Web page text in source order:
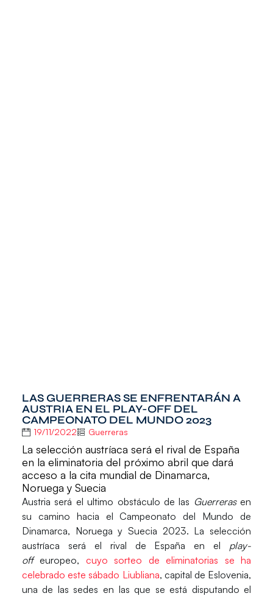
LAS GUERRERAS SE ENFRENTARÁN A
AUSTRIA EN EL PLAY-OFF DEL
CAMPEONATO DEL MUNDO 2023
19/11/2022 Guerreras
La selección austríaca será el rival de España
en la eliminatoria del próximo abril que dará
acceso a la cita mundial de Dinamarca,
Noruega y Suecia
Austria será el ultimo obstáculo de las Guerrerasen
su camino hacia el Campeonato del Mundo de
Dinamarca, Noruega y Suecia 2023. La selección
austríaca será el rival de España en el play-
offeuropeo, cuyo sorteo de eliminatorias se ha
celebrado este sábado Liubliana, capital de Eslovenia,
una de las sedes en las que se está disputando el